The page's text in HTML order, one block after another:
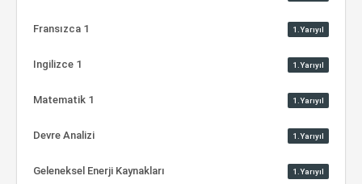
Fransızca 1 1.Yarıyıl
Ingilizce 1 1.Yarıyıl
Matematik 1 1.Yarıyıl
Devre Analizi 1.Yarıyıl
Geleneksel Enerji Kaynakları 1.Yarıyıl